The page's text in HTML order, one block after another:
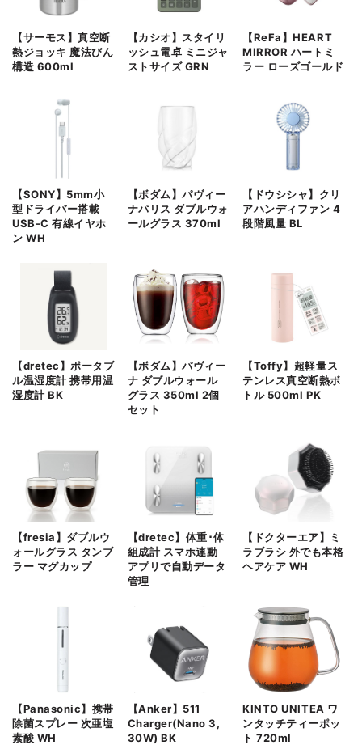
【サーモス】真空断
熱ジョッキ 魔法びん
構造 600ml
【カシオ】スタイリ
ッシュ電卓 ミニジャ
ストサイズ GRN
【ReFa】HEART
MIRROR ハートミ
ラー ローズゴールド
【SONY】5mm小
型ドライバー搭載
USB-C 有線イヤホ
ン WH
【ボダム】パヴィー
ナパリス ダブルウォ
ールグラス 370ml
【ドウシシャ】クリ
アハンディファン 4
段階風量 BL
【dretec】ポータブ
ル温湿度計 携帯用温
湿度計 BK
【ボダム】パヴィー
ナ ダブルウォール
グラス 350ml 2個
セット
【Toffy】超軽量ス
テンレス真空断熱ボ
トル 500ml PK
【fresia】ダブルウ
ォールグラス タンブ
ラー マグカップ
【dretec】体重･体
組成計 スマホ連動
アプリで自動データ
管理
【ドクターエア】ミ
ラブラシ 外でも本格
ヘアケア WH
【Panasonic】携帯
除菌スプレー 次亜塩
素酸 WH
【Anker】511
Charger(Nano 3,
30W) BK
KINTO UNITEA ワ
ンタッチティーポッ
ト 720ml